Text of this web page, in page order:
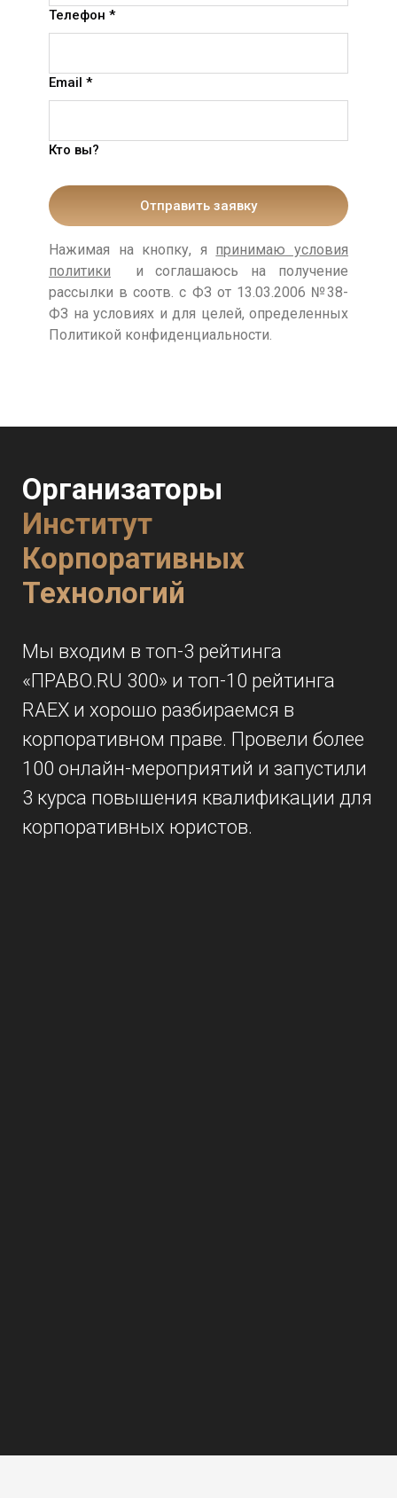
Телефон *
Email *
Кто вы?
Отправить заявку
Нажимая на кнопку, я принимаю условия
политики и соглашаюсь на получение
рассылки в соотв. с ФЗ от 13.03.2006 №38-
ФЗ на условиях и для целей, определенных
Политикой конфиденциальности.
Организаторы
Институт
Корпоративных
Технологий
Мы входим в топ-3 рейтинга
«ПРАВО.RU 300» и топ-10 рейтинга
RAEX и хорошо разбираемся в
корпоративном праве. Провели более
100 онлайн-мероприятий и запустили
3 курса повышения квалификации для
корпоративных юристов.